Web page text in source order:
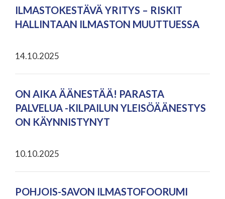
ILMASTOKESTÄVÄ YRITYS – RISKIT
HALLINTAAN ILMASTON MUUTTUESSA
14.10.2025
ON AIKA ÄÄNESTÄÄ! PARASTA
PALVELUA -KILPAILUN YLEISÖÄÄNESTYS
ON KÄYNNISTYNYT
10.10.2025
POHJOIS-SAVON ILMASTOFOORUMI